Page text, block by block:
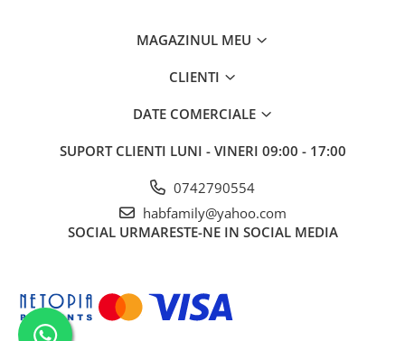
MAGAZINUL MEU
CLIENTI
DATE COMERCIALE
SUPORT CLIENTI LUNI - VINERI 09:00 - 17:00
0742790554
habfamily@yahoo.com
SOCIAL URMARESTE-NE IN SOCIAL MEDIA